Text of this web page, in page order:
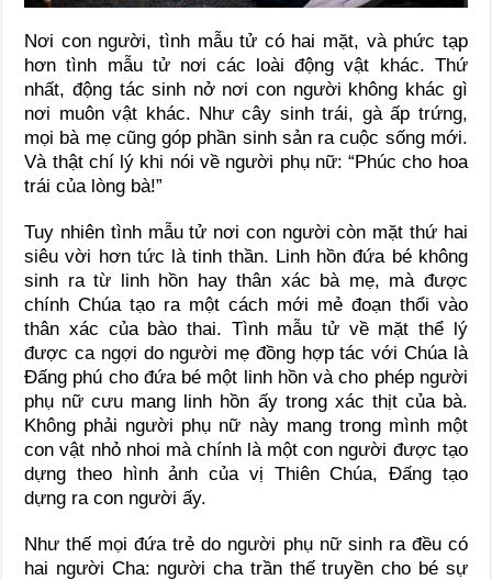
Nơi con người, tình mẫu tử có hai mặt, và phức tạp
hơn tình mẫu tử nơi các loài động vật khác. Thứ
nhất, động tác sinh nở nơi con người không khác gì
nơi muôn vật khác. Như cây sinh trái, gà ấp trứng,
mọi bà mẹ cũng góp phần sinh sản ra cuộc sống mới.
Và thật chí lý khi nói về người phụ nữ: “Phúc cho hoa
trái của lòng bà!”
Tuy nhiên tình mẫu tử nơi con người còn mặt thứ hai
siêu vời hơn tức là tinh thần. Linh hồn đứa bé không
sinh ra từ linh hồn hay thân xác bà mẹ, mà được
chính Chúa tạo ra một cách mới mẻ đoạn thổi vào
thân xác của bào thai. Tình mẫu tử về mặt thể lý
được ca ngợi do người mẹ đồng hợp tác với Chúa là
Đấng phú cho đứa bé một linh hồn và cho phép người
phụ nữ cưu mang linh hồn ấy trong xác thịt của bà.
Không phải người phụ nữ này mang trong mình một
con vật nhỏ nhoi mà chính là một con người được tạo
dựng theo hình ảnh của vị Thiên Chúa, Đấng tạo
dựng ra con người ấy.
Như thế mọi đứa trẻ do người phụ nữ sinh ra đều có
hai người Cha: người cha trần thế truyền cho bé sự